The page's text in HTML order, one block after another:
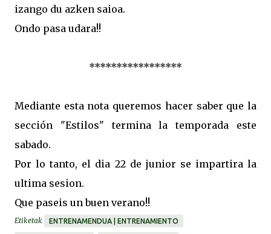
izango du azken saioa.
Ondo pasa udara!!
*****************
Mediante esta nota queremos hacer saber que la
sección "Estilos" termina la temporada este
sabado.
Por lo tanto, el dia 22 de junior se impartira la
ultima sesion.
Que paseis un buen verano!!
Etiketak ENTRENAMENDUA | ENTRENAMIENTO